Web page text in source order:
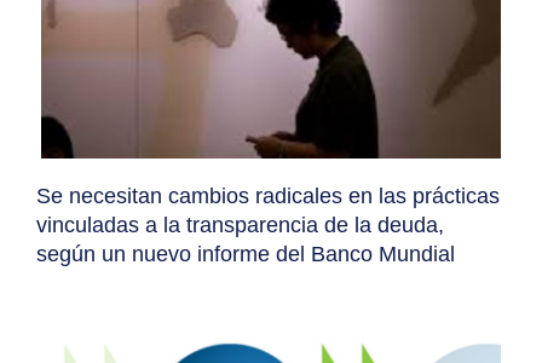
Se necesitan cambios radicales en las prácticas
vinculadas a la transparencia de la deuda,
según un nuevo informe del Banco Mundial